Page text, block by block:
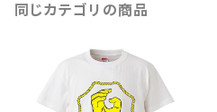
同じカテゴリの商品